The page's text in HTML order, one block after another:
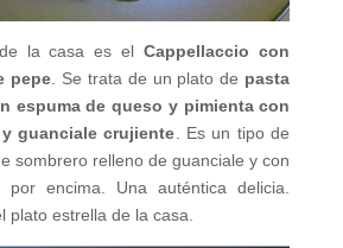
de la casa es elCappellaccio con
pepe . Se trata de un plato de pasta
espuma de queso y pimienta con
guanciale crujiente . Es un tipo de
sombrero relleno de guanciale y con
por encima. Una auténtica delicia.
plato estrella de la casa.